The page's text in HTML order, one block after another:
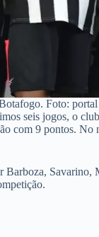
Foto:
seis jogos, o
com 9 pontos.